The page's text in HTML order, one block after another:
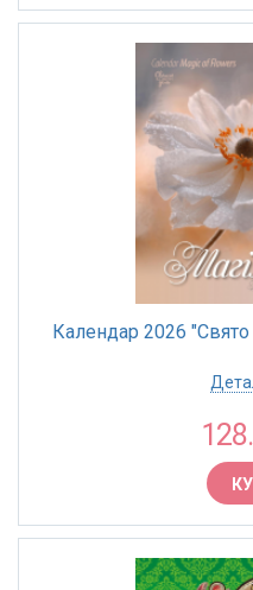
Календар 2026 "Свято